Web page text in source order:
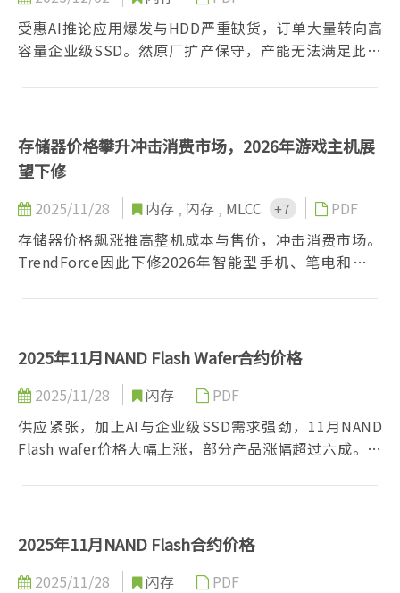
受惠AI推论应用爆发与HDD严重缺货，订单大量转向高
容量企业级SSD。然原厂扩产保守，产能无法满足此波
预期第四季全线产品合约价将显著飙升，尤以晶圆涨幅
存储器价格攀升冲击消费市场，2026年游戏主机展
望下修
2025/11/28 内存 , 闪存 , MLCC +7
PDF
存储器价格飙涨推高整机成本与售价，冲击消费市场。
TrendForce因此下修2026年智能型手机、笔电和游戏
向高价保利。
2025年11月NAND Flash Wafer合约价格
2025/11/28 闪存
PDF
供应紧张，加上AI与企业级SSD需求强劲，11月NAND
Flash wafer价格大幅上涨，部分产品涨幅超过六成。原
续至12月，消费性需求回温有限。
2025年11月NAND Flash合约价格
2025/11/28 闪存
PDF